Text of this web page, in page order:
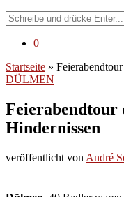
0
Startseite »
DÜLMEN
Feierabendtour
Hindernissen
veröffentlicht von André